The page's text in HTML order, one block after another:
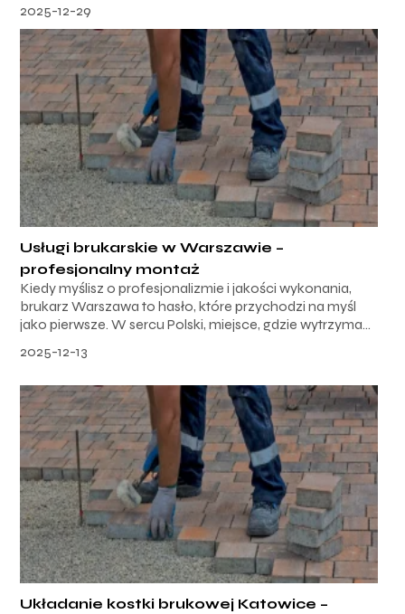
2025-12-29
Usługi brukarskie w Warszawie –
profesjonalny montaż
Kiedy myślisz o profesjonalizmie i jakości wykonania,
brukarz Warszawa to hasło, które przychodzi na myśl
jako pierwsze. W sercu Polski, miejsce, gdzie wytrzyma...
2025-12-13
Układanie kostki brukowej Katowice –